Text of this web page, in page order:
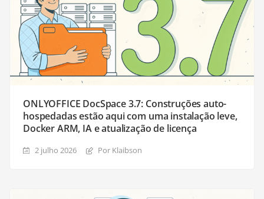
ONLYOFFICE DocSpace 3.7: Construções auto-
hospedadas estão aqui com uma instalação leve,
Docker ARM, IA e atualização de licença
2 julho 2026 Por Klaibson